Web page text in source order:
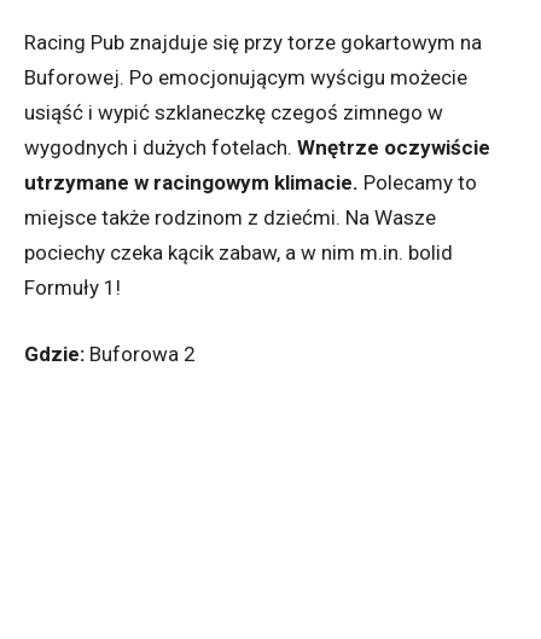
Racing Pub znajduje się przy torze gokartowym na
Buforowej. Po emocjonującym wyścigu możecie
usiąść i wypić szklaneczkę czegoś zimnego w
wygodnych i dużych fotelach. Wnętrze oczywiście
utrzymane w racingowym klimacie. Polecamy to
miejsce także rodzinom z dziećmi. Na Wasze
pociechy czeka kącik zabaw, a w nim m.in. bolid
Formuły 1!
Gdzie: Buforowa 2